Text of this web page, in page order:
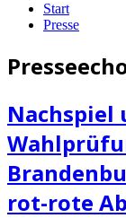
Start
Presse
Nachspiel
rot-rote